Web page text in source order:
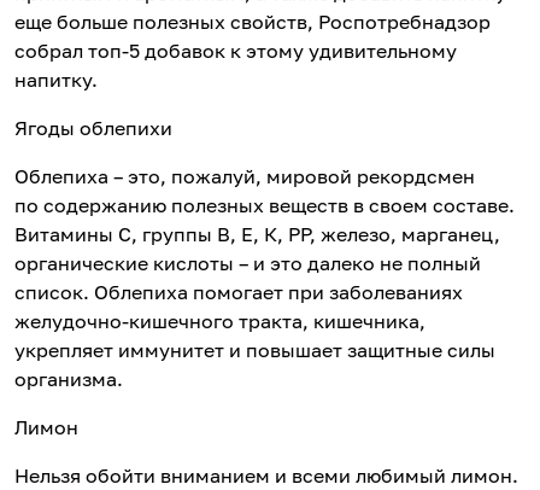
еще больше полезных свойств, Роспотребнадзор
собрал топ-5 добавок к этому удивительному
напитку.
Ягоды облепихи
Облепиха – это, пожалуй, мировой рекордсмен
по содержанию полезных веществ в своем составе.
Витамины С, группы В, Е, К, РР, железо, марганец,
органические кислоты – и это далеко не полный
список. Облепиха помогает при заболеваниях
желудочно-кишечного тракта, кишечника,
укрепляет иммунитет и повышает защитные силы
организма.
Лимон
Нельзя обойти вниманием и всеми любимый лимон.